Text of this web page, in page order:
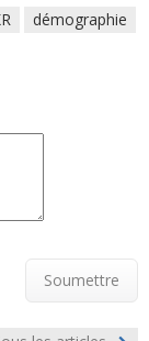
démographie
Soumettre